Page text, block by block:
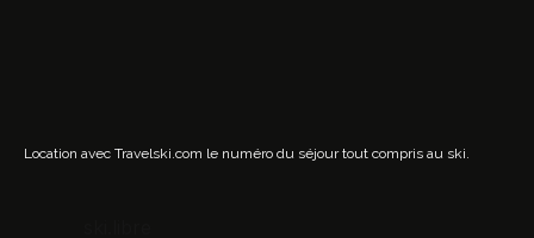
Location avec Travelski.com le numéro du séjour tout compris au ski.